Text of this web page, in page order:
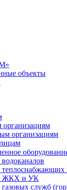
объекты
организациям
теплоснабжающих
ЖКХ и УК
служб